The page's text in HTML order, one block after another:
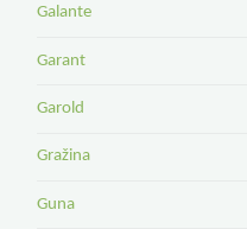
Galante
Garant
Garold
Gražina
Guna